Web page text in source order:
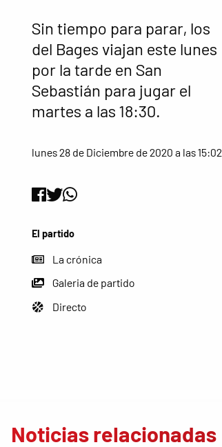
Sin tiempo para parar, los
del Bages viajan este lunes
por la tarde en San
Sebastián para jugar el
martes a las 18:30.
lunes 28 de Diciembre de 2020 a las 15:02
El partido
La crónica
Galeria de partido
Directo
Noticias relacionadas